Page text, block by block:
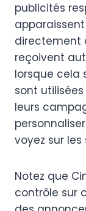
publicités
directement
reçoivent
lorsque cela
sont
leurs
voyez sur
Notez que
contrôle sur